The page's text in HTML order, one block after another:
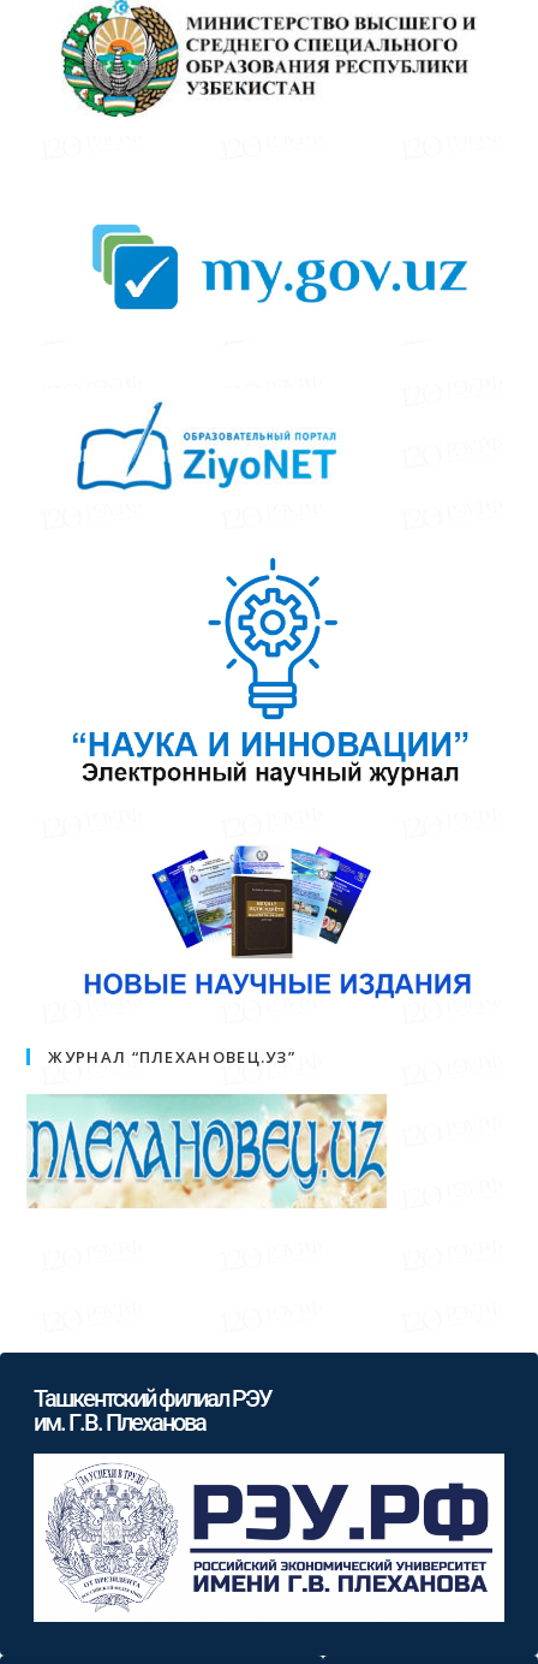
ЖУРНАЛ “ПЛЕХАНОВЕЦ.УЗ”
Ташкентский филиал РЭУ
им. Г.В. Плеханова